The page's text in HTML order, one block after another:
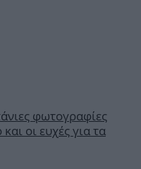
φωτογραφίες
οι ευχές για τα